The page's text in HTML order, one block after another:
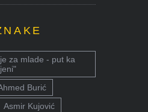
za mlade - put ka
Burić
Asmir Kujović